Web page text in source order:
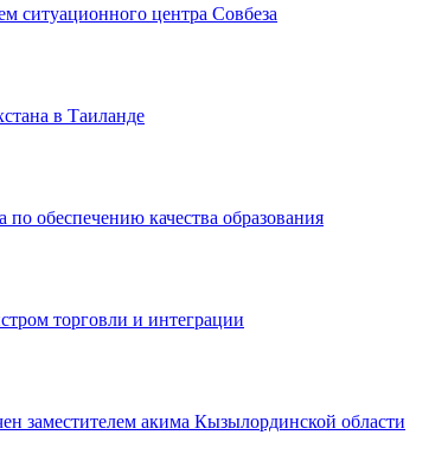
ситуационного центра Совбеза
в Таиланде
по обеспечению качества образования
торговли и интеграции
заместителем акима Кызылординской области